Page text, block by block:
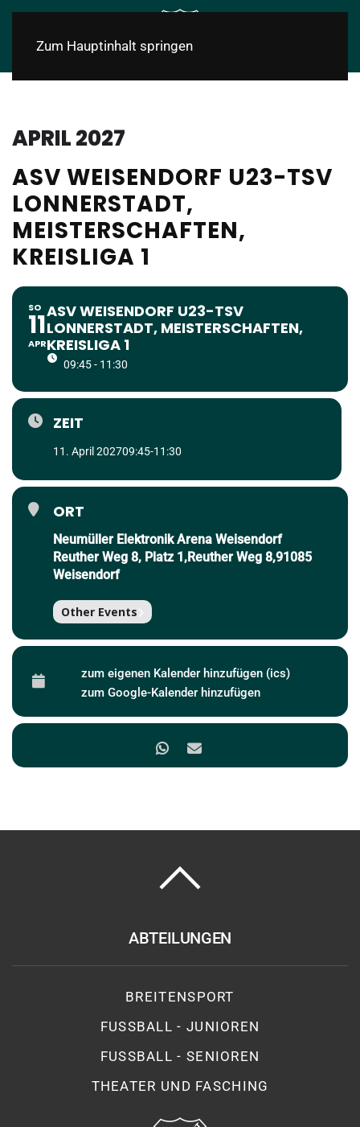
Zum Hauptinhalt springen
APRIL 2027
ASV WEISENDORF U23-TSV
LONNERSTADT,
MEISTERSCHAFTEN,
KREISLIGA 1
SO
11
APR
ASV WEISENDORF U23-TSV
LONNERSTADT, MEISTERSCHAFTEN,
KREISLIGA 1
09:45 - 11:30
ZEIT
11. April 202709:45-11:30
ORT
Neumüller Elektronik Arena Weisendorf
Reuther Weg 8, Platz 1,Reuther Weg 8,91085
Weisendorf
Other Events
zum eigenen Kalender hinzufügen (ics)
zum Google-Kalender hinzufügen
ABTEILUNGEN
BREITENSPORT
FUSSBALL - JUNIOREN
FUSSBALL - SENIOREN
THEATER UND FASCHING